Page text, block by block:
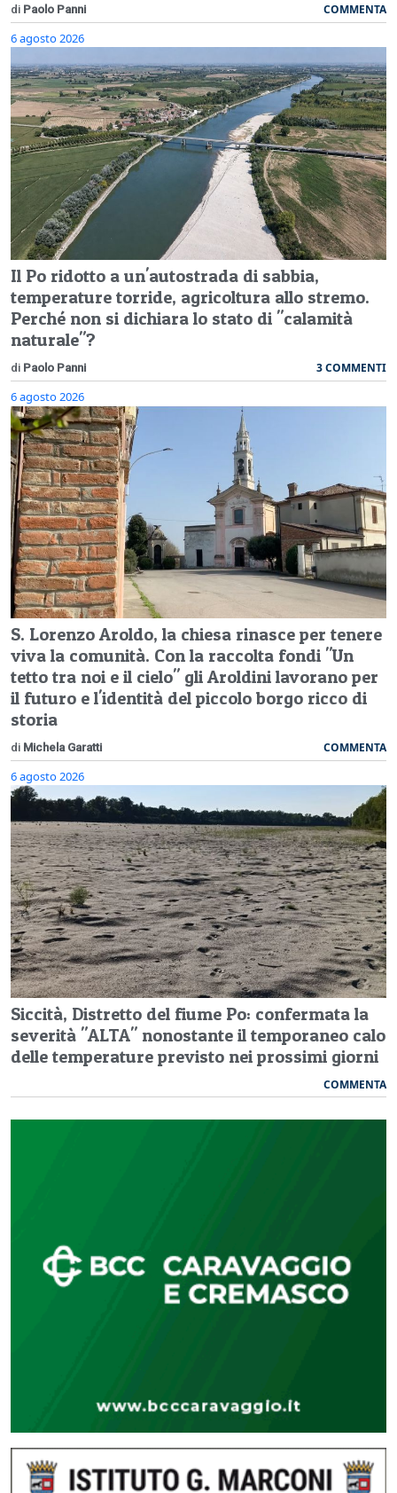
di Paolo Panni COMMENTA
6 agosto 2026
Il Po ridotto a un'autostrada di sabbia,
temperature torride, agricoltura allo stremo.
Perché non si dichiara lo stato di "calamità
naturale"?
di Paolo Panni 3 COMMENTI
6 agosto 2026
S. Lorenzo Aroldo, la chiesa rinasce per tenere
viva la comunità. Con la raccolta fondi "Un
tetto tra noi e il cielo" gli Aroldini lavorano per
il futuro e l'identità del piccolo borgo ricco di
storia
di Michela Garatti COMMENTA
6 agosto 2026
Siccità, Distretto del fiume Po: confermata la
severità "ALTA" nonostante il temporaneo calo
delle temperature previsto nei prossimi giorni
COMMENTA